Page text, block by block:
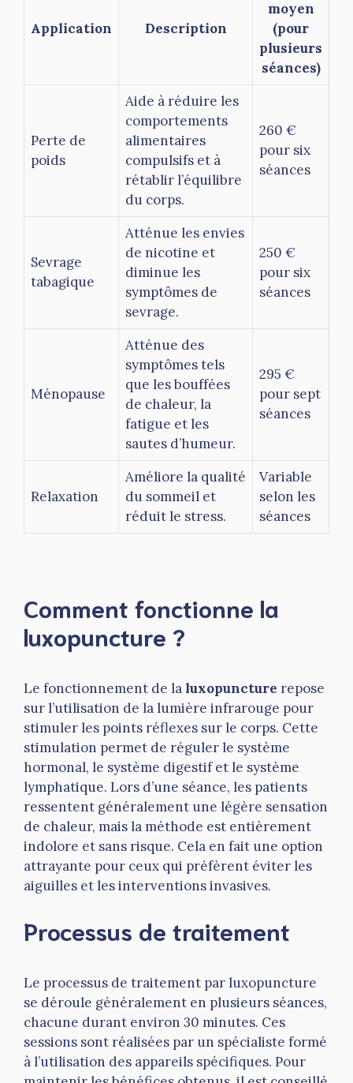
Application Description
moyen
(pour
plusieurs
séances)
Perte de
poids
Aide à réduire les
comportements
alimentaires
compulsifs et à
rétablir l’équilibre
du corps.
260 €
pour six
séances
Sevrage
tabagique
Atténue les envies
de nicotine et
diminue les
symptômes de
sevrage.
250 €
pour six
séances
Ménopause
Atténue des
symptômes tels
que les bouffées
de chaleur, la
fatigue et les
sautes d’humeur.
295 €
pour sept
séances
Relaxation
Améliore la qualité
du sommeil et
réduit le stress.
Variable
selon les
séances
Comment fonctionne la
luxopuncture ?
Le fonctionnement de la luxopuncture repose
sur l’utilisation de la lumière infrarouge pour
stimuler les points réflexes sur le corps. Cette
stimulation permet de réguler le système
hormonal, le système digestif et le système
lymphatique. Lors d’une séance, les patients
ressentent généralement une légère sensation
de chaleur, mais la méthode est entièrement
indolore et sans risque. Cela en fait une option
attrayante pour ceux qui préfèrent éviter les
aiguilles et les interventions invasives.
Processus de traitement
Le processus de traitement par luxopuncture
se déroule généralement en plusieurs séances,
chacune durant environ 30 minutes. Ces
sessions sont réalisées par un spécialiste formé
à l’utilisation des appareils spécifiques. Pour